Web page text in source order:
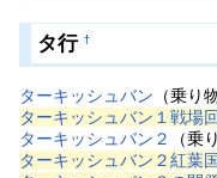
タ行 †
ターキッシュバン （乗り
ターキッシュバン１戦場
ターキッシュバン２
（乗
ターキッシュバン２紅葉